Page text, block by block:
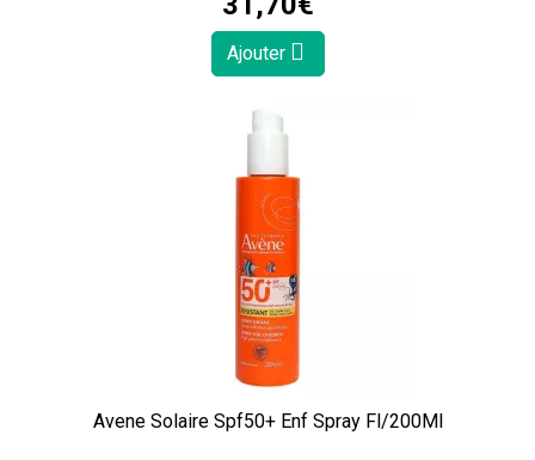
Ajouter
Avene Solaire Spf50+ Enf Spray Fl/200Ml